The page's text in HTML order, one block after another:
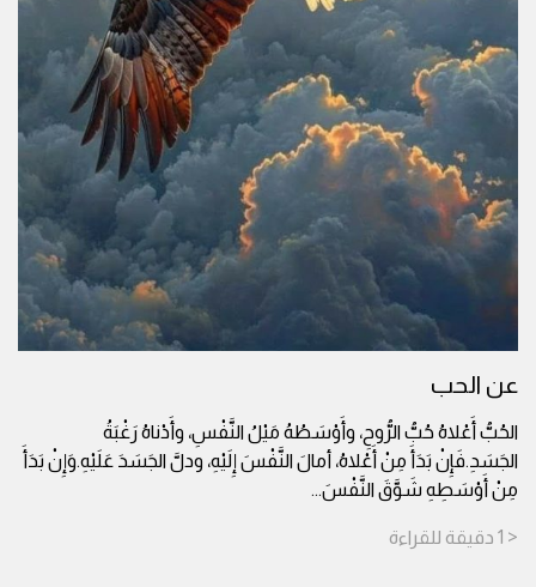
عن الحب
الحُبُّ أَعْلاهُ حُبُّ الرُّوحِ، وأَوْسَطُهُ مَيْلُ النَّفْسِ، وأَدْناهُ رَغْبَةُ
الجَسَدِ.فَإِنْ بَدَأَ مِنْ أَعْلاهُ، أمالَ النَّفْسَ إِلَيْهِ، ودلَّ الجَسَدَ عَلَيْهِ.وَإِنْ بَدَأَ
مِنْ أَوْسَطِهِ شَوَّقَ النَّفْسَ...
< 1 دقيقة للقراءة